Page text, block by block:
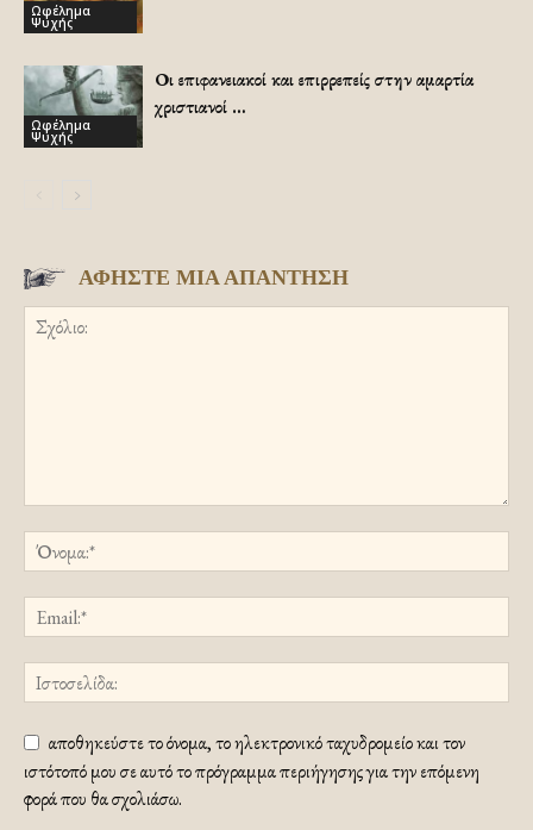
Ωφέλημα
Ψυχής
Ωφέλημα
Ψυχής
Οι επιφανειακοί και επιρρεπείς στην αμαρτία
χριστιανοί …
ΑΦΗΣΤΕ ΜΙΑ ΑΠΑΝΤΗΣΗ
αποθηκεύστε το όνομα, το ηλεκτρονικό ταχυδρομείο και τον
ιστότοπό μου σε αυτό το πρόγραμμα περιήγησης για την επόμενη
φορά που θα σχολιάσω.